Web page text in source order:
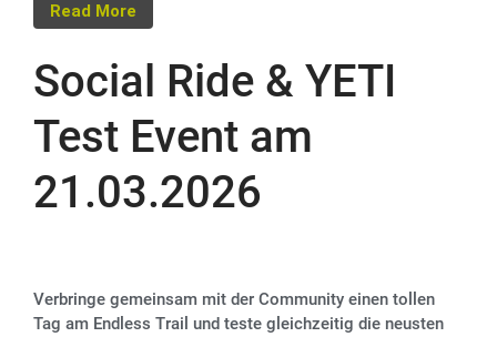
Read More
Social Ride & YETI
Test Event am
21.03.2026
Verbringe gemeinsam mit der Community einen tollen
Tag am Endless Trail und teste gleichzeitig die neusten